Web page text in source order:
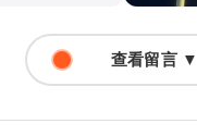
查看留言 ▼